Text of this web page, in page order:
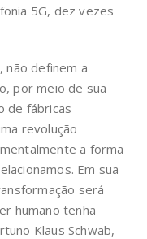
5G, dez vezes
não definem a
por meio de sua
de fábricas
revolução
a forma
Em sua
será
humano tenha
Klaus Schwab,